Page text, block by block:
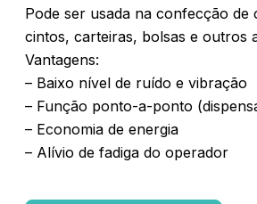
Pode ser usada na confecção de
cintos, carteiras, bolsas e outros
Vantagens:
– Baixo nível de ruído e vibração
– Função ponto-a-ponto
– Economia de energia
– Alívio de fadiga do operador